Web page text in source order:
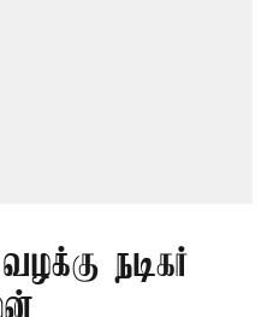
நடிகர்